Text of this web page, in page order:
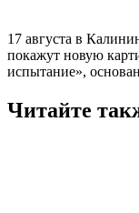
17 августа в
покажут новую
испытание»,
Читайте